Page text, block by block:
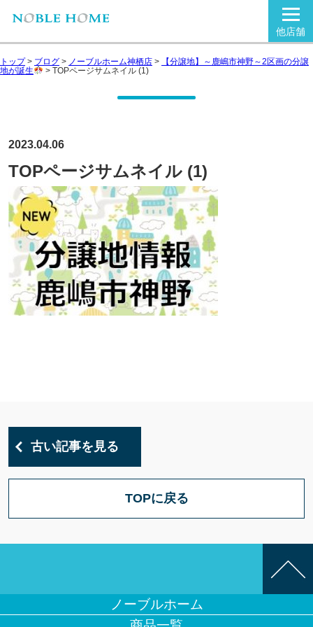
他店舗
トップ> ブログ > ノーブルホーム神栖店 >
【分譲地】～鹿嶋市神野～2区画の分譲
地が誕生
> TOPページサムネイル (1)
2023.04.06
TOPページサムネイル (1)
古い記事を見る
TOPに戻る
ノーブルホーム